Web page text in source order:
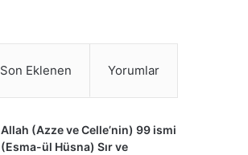
Son Eklenen Yorumlar
Allah (Azze ve Celle’nin) 99 ismi
(Esma-ül Hüsna) Sır ve